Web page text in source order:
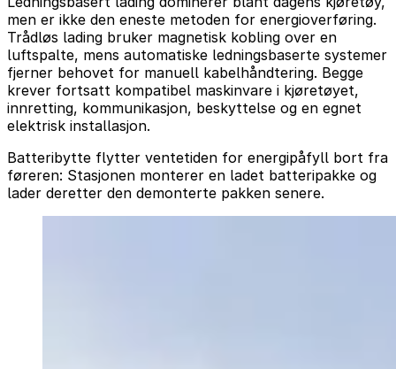
men er ikke den eneste metoden for energioverføring.
Trådløs lading bruker magnetisk kobling over en
luftspalte, mens automatiske ledningsbaserte systemer
fjerner behovet for manuell kabelhåndtering. Begge
krever fortsatt kompatibel maskinvare i kjøretøyet,
innretting, kommunikasjon, beskyttelse og en egnet
elektrisk installasjon.
Batteribytte flytter ventetiden for energipåfyll bort fra
føreren: Stasjonen monterer en ladet batteripakke og
lader deretter den demonterte pakken senere.